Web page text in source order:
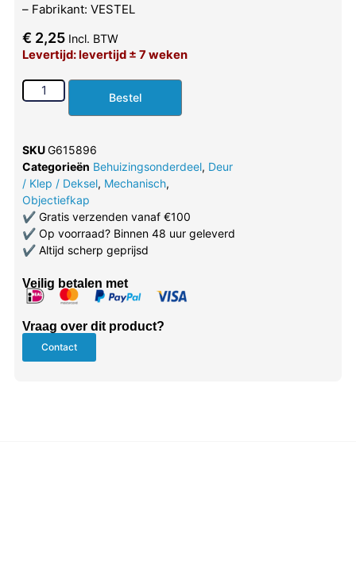
– Fabrikant: VESTEL
€ 2,25 Incl. BTW
Levertijd: levertijd ± 7 weken
Bestel
SKUG615896
Categorieën Behuizingsonderdeel, Deur
/ Klep / Deksel, Mechanisch,
Objectiefkap
✔Gratis verzenden vanaf €100
✔Op voorraad? Binnen 48 uur geleverd
✔Altijd scherp geprijsd
Veilig betalen met
Vraag over dit product?
Contact